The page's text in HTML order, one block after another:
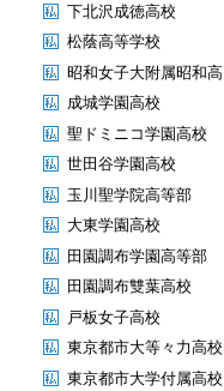
下北沢成徳高校
松蔭高等学校
昭和女子大附属昭和高
成城学園高校
聖ドミニコ学園高校
世田谷学園高校
玉川聖学院高等部
大東学園高校
田園調布学園高等部
田園調布雙葉高校
戸板女子高校
東京都市大等々力高校
東京都市大学付属高校